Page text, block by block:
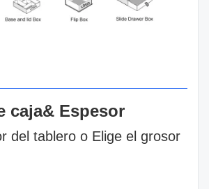
caja& Espesor
del tablero o Elige el grosor